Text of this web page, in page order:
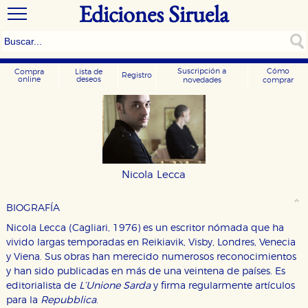
Ediciones Siruela
Compra
online
Lista de
deseos
Registro
Suscripción a
novedades
Cómo
comprar
Nicola Lecca
BIOGRAFÍA
Nicola Lecca (Cagliari, 1976) es un escritor nómada que ha
vivido largas temporadas en Reikiavik, Visby, Londres, Venecia
y Viena. Sus obras han merecido numerosos reconocimientos
y han sido publicadas en más de una veintena de países. Es
editorialista de L’Unione Sarday firma regularmente artículos
para la Repubblica.
CONFIGURACIÓN DE COOKIES